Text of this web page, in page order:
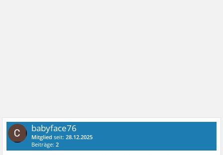
babyface76
Mitglied seit:28.12.2025
Beiträge:2